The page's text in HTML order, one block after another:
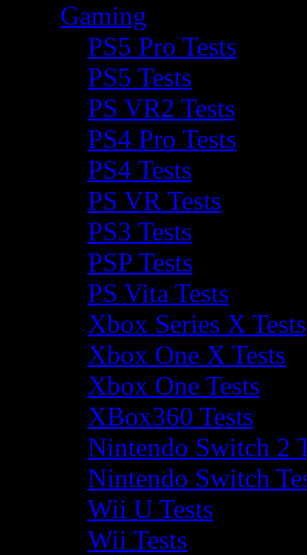
Gaming
PS5 Pro Tests
PS5 Tests
PS VR2 Tests
PS4 Pro Tests
PS4 Tests
PS VR Tests
PS3 Tests
PSP Tests
PS Vita Tests
Xbox Series X Tests
Xbox One X Tests
Xbox One Tests
XBox360 Tests
Nintendo Switch 2
Nintendo Switch
Wii U Tests
Wii Tests